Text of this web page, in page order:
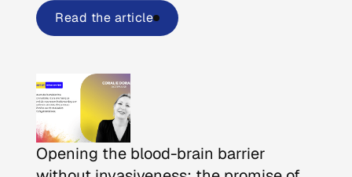
Read the article
Opening the blood-brain barrier